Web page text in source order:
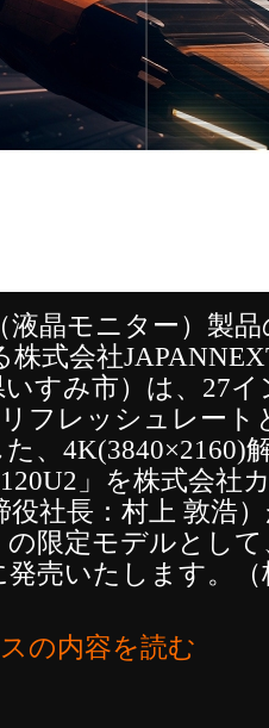
晶モニター）製
式会社
いすみ市）は、27
フレッシュレート
、4K(3840×2160)
」を株式会社
役社長：村上 敦浩
限定モデルとし
売いたします。
の内容を読む